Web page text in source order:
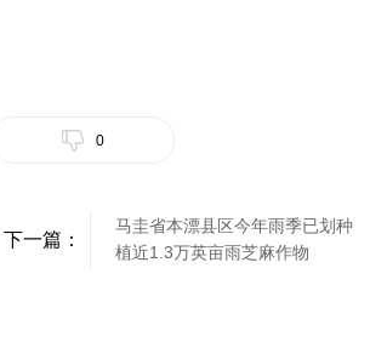
0
下一篇：
马圭省本漂县区今年雨季已划种
植近1.3万英亩雨芝麻作物